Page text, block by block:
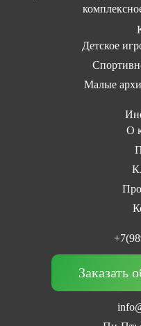
Детское
Малые
О
Заказать